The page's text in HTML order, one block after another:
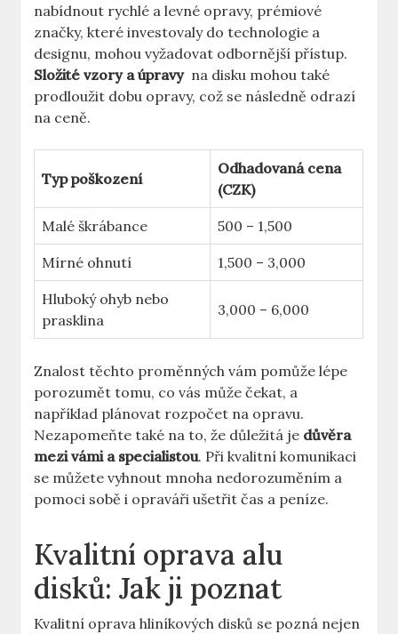
nabídnout ‌rychlé a levné opravy,‍ prémiové
značky, které investovaly do ‌technologie a
designu, mohou vyžadovat odbornější přístup.
Složité vzory a úpravy‌ na disku mohou ‍také
prodloužit dobu opravy, což se následně odrazí
na ceně.
Typ​ poškození
Odhadovaná‍ cena
(CZK)
Malé⁤ škrábance 500 – 1,500
Mírné ohnutí 1,500 – 3,000
Hluboký ohyb nebo ​
prasklina
3,000 – 6,000
Znalost těchto ​proměnných vám pomůže lépe
porozumět tomu, co vás⁤ může čekat, ⁣a
například plánovat rozpočet‌ na opravu.
Nezapomeňte také na ⁤to, že důležitá je důvěra‌
mezi vámi a specialistou. Při kvalitní ​komunikaci
se můžete vyhnout mnoha nedorozuměním ⁢a
pomoci sobě i opraváři ušetřit čas a peníze.
Kvalitní oprava alu
disků: Jak ji poznat
Kvalitní oprava hliníkových disků se pozná nejen